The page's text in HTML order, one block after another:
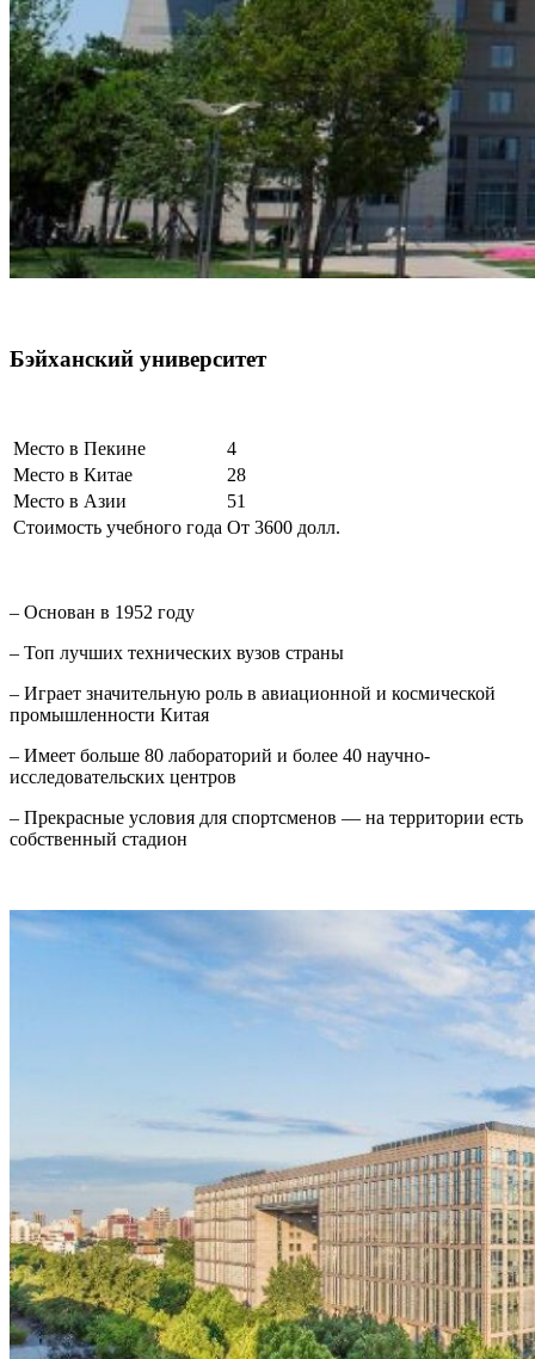
Бэйханский университет
Место в Пекине
4
Место в Китае
28
Место в Азии
51
Стоимость учебного года От 3600 долл.
– Основан в 1952 году
– Топ лучших технических вузов страны
– Играет значительную роль в авиационной и космической
промышленности Китая
– Имеет больше 80 лабораторий и более 40 научно-
исследовательских центров
– Прекрасные условия для спортсменов — на территории есть
собственный стадион